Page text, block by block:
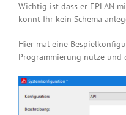
Wichtig ist dass er EPLAN
könnt Ihr kein Schema
Hier mal eine
Programmierung nutze und